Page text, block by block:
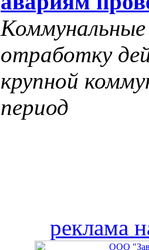
отработку
крупной
период
реклама